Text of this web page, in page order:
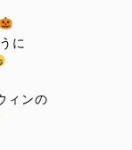
に
ィンの